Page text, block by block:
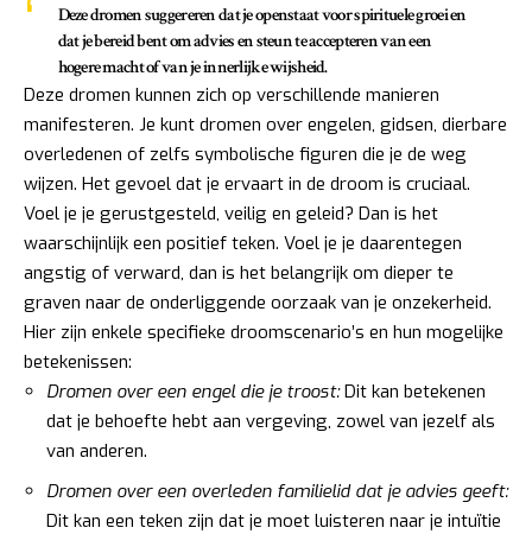
Deze dromen suggereren dat je openstaat voor spirituele groei en
dat je bereid bent om advies en steun te accepteren van een
hogere macht of van je innerlijke wijsheid.
Deze dromen kunnen zich op verschillende manieren
manifesteren. Je kunt dromen over engelen, gidsen, dierbare
overledenen of zelfs symbolische figuren die je de weg
wijzen. Het gevoel dat je ervaart in de droom is cruciaal.
Voel je je gerustgesteld, veilig en geleid? Dan is het
waarschijnlijk een positief teken. Voel je je daarentegen
angstig of verward, dan is het belangrijk om dieper te
graven naar de onderliggende oorzaak van je onzekerheid.
Hier zijn enkele specifieke droomscenario’s en hun mogelijke
betekenissen:
Dromen over een engel die je troost:Dit kan betekenen
dat je behoefte hebt aan vergeving, zowel van jezelf als
van anderen.
Dromen over een overleden familielid dat je advies geeft:
Dit kan een teken zijn dat je moet luisteren naar je intuïtie